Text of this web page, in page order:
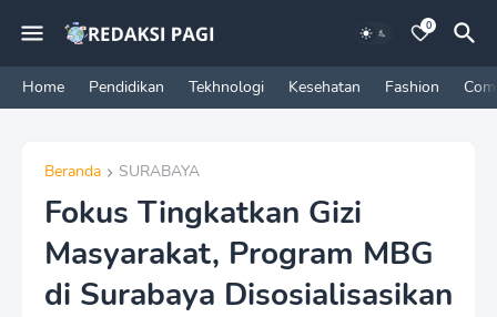
0
Home Pendidikan Tekhnologi Kesehatan Fashion
Beranda SURABAYA
Fokus Tingkatkan Gizi
Masyarakat, Program MBG
di Surabaya Disosialisasikan